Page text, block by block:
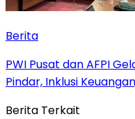
Berita
PWI Pusat dan AFPI
Pindar, Inklusi
Berita Terkait